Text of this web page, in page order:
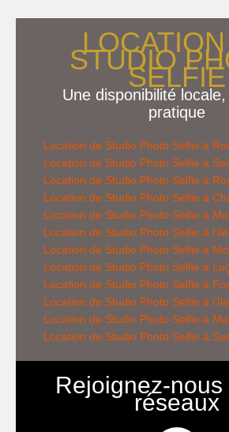
STUDIO
SELFIE
Une disponibilité
pratique
Location de Studio Photo Selfie à
Location de Studio Photo Selfie à
Location de Studio Photo Selfie à
Location de Studio Photo Selfie à
Location de Studio Photo Selfie à
Location de Studio Photo Selfie à
Location de Studio Photo Selfie à
Location de Studio Photo Selfie à
Location de Studio Photo Selfie à
Location de Studio Photo Selfie à
Location de Studio Photo Selfie à
Location de Studio Photo Selfie à
Rejoignez-nous
réseaux